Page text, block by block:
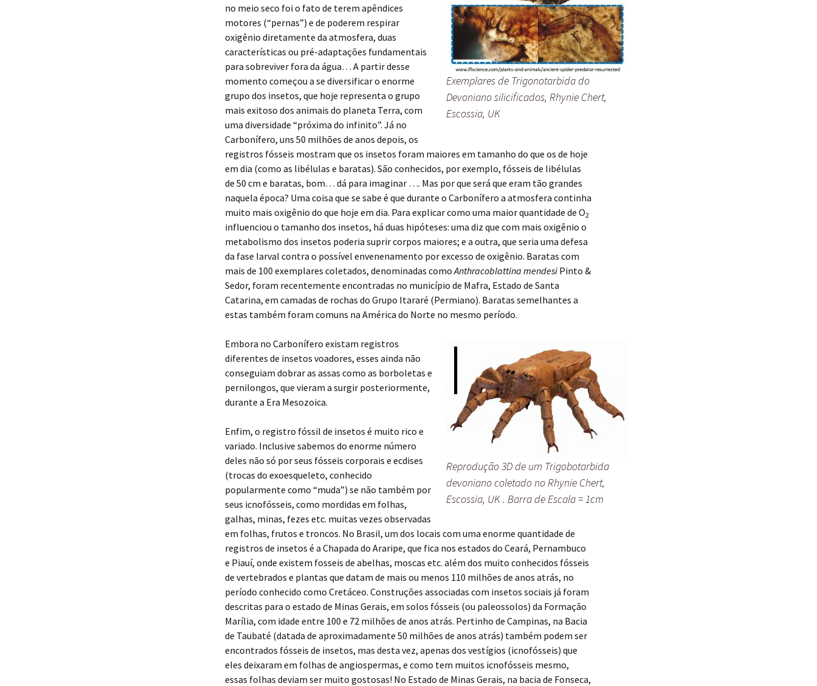
Exemplares de Trigonotarbida do
Devoniano silicificados, Rhynie Chert,
Escossia, UK
no meio seco foi o fato de terem apêndices
motores (“pernas”) e de poderem respirar
oxigênio diretamente da atmosfera, duas
características ou pré-adaptações fundamentais
para sobreviver fora da água… A partir desse
momento começou a se diversificar o enorme
grupo dos insetos, que hoje representa o grupo
mais exitoso dos animais do planeta Terra, com
uma diversidade “próxima do infinito”. Já no
Carbonífero, uns 50 milhões de anos depois, os
registros fósseis mostram que os insetos foram maiores em tamanho do que os de hoje
em dia (como as libélulas e baratas). São conhecidos, por exemplo, fósseis de libélulas
de 50 cm e baratas, bom… dá para imaginar …. Mas por que será que eram tão grandes
naquela época? Uma coisa que se sabe é que durante o Carbonífero a atmosfera continha
muito mais oxigênio do que hoje em dia. Para explicar como uma maior quantidade de O2
influenciou o tamanho dos insetos, há duas hipóteses: uma diz que com mais oxigênio o
metabolismo dos insetos poderia suprir corpos maiores; e a outra, que seria uma defesa
da fase larval contra o possível envenenamento por excesso de oxigênio. Baratas com
mais de 100 exemplares coletados, denominadas comoAnthracoblattina mendesi Pinto &
Sedor, foram recentemente encontradas no município de Mafra, Estado de Santa
Catarina, em camadas de rochas do Grupo Itararé (Permiano). Baratas semelhantes a
estas também foram comuns na América do Norte no mesmo período.
Reprodução 3D de um Trigobotarbida
devoniano coletado no Rhynie Chert,
Escossia, UK . Barra de Escala = 1cm
Embora no Carbonífero existam registros
diferentes de insetos voadores, esses ainda não
conseguiam dobrar as assas como as borboletas e
pernilongos, que vieram a surgir posteriormente,
durante a Era Mesozoica.
Enfim, o registro fóssil de insetos é muito rico e
variado. Inclusive sabemos do enorme número
deles não só por seus fósseis corporais e ecdises
(trocas do exoesqueleto, conhecido
popularmente como “muda”) se não também por
seus icnofósseis, como mordidas em folhas,
galhas, minas, fezes etc. muitas vezes observadas
em folhas, frutos e troncos. No Brasil, um dos locais com uma enorme quantidade de
registros de insetos é a Chapada do Araripe, que fica nos estados do Ceará, Pernambuco
e Piauí, onde existem fosseis de abelhas, moscas etc. além dos muito conhecidos fósseis
de vertebrados e plantas que datam de mais ou menos 110 milhões de anos atrás, no
período conhecido como Cretáceo. Construções associadas com insetos sociais já foram
descritas para o estado de Minas Gerais, em solos fósseis (ou paleossolos) da Formação
Marília, com idade entre 100 e 72 milhões de anos atrás. Pertinho de Campinas, na Bacia
de Taubaté (datada de aproximadamente 50 milhões de anos atrás) também podem ser
encontrados fósseis de insetos, mas desta vez, apenas dos vestígios (icnofósseis) que
eles deixaram em folhas de angiospermas, e como tem muitos icnofósseis mesmo,
essas folhas deviam ser muito gostosas! No Estado de Minas Gerais, na bacia de Fonseca,